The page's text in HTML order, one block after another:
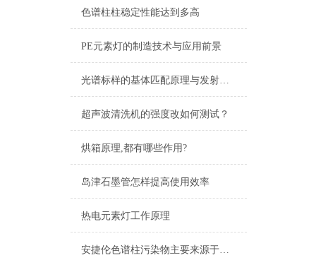
色谱柱柱稳定性能达到多高
PE元素灯的制造技术与应用前景
光谱标样的基体匹配原理与发射吸收定量校准应用
超声波清洗机的强度改如何测试？
烘箱原理,都有哪些作用?
岛津石墨管怎样提高使用效率
热电元素灯工作原理
安捷伦色谱柱污染物主要来源于哪里？